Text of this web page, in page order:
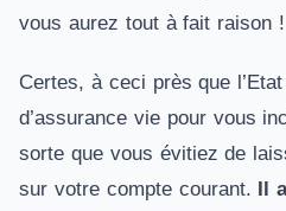
vous aurez tout à fait raison !
Certes, à ceci près que
d’assurance vie pour vous
sorte que vous évitiez de
sur votre compte courant. Il